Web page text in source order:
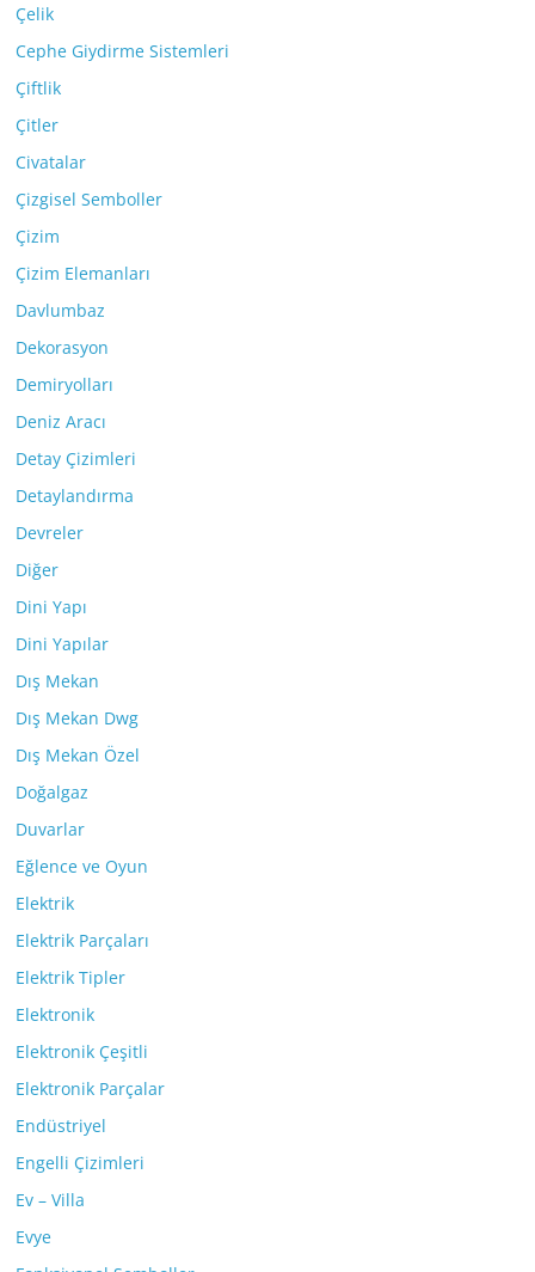
Çelik
Cephe Giydirme Sistemleri
Çiftlik
Çitler
Civatalar
Çizgisel Semboller
Çizim
Çizim Elemanları
Davlumbaz
Dekorasyon
Demiryolları
Deniz Aracı
Detay Çizimleri
Detaylandırma
Devreler
Diğer
Dini Yapı
Dini Yapılar
Dış Mekan
Dış Mekan Dwg
Dış Mekan Özel
Doğalgaz
Duvarlar
Eğlence ve Oyun
Elektrik
Elektrik Parçaları
Elektrik Tipler
Elektronik
Elektronik Çeşitli
Elektronik Parçalar
Endüstriyel
Engelli Çizimleri
Ev – Villa
Evye